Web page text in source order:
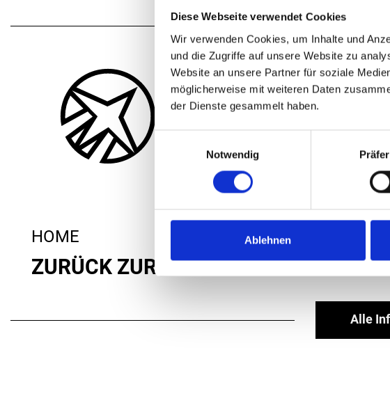
Diese Webseite verwendet Cookies
Wir verwenden Cookies, um Inhalte und
und die Zugriffe auf unsere Website zu
Website an unsere Partner für soziale
möglicherweise mit weiteren Daten
der Dienste gesammelt haben.
Notwendig
Ablehnen
HOME
ZURÜCK ZUR STARTSEITE
Alle